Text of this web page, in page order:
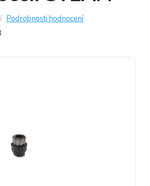
Podrobnosti hodnocení